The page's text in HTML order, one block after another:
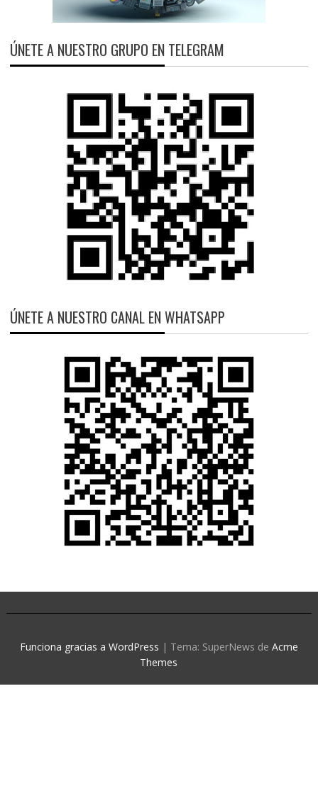
ÚNETE A NUESTRO GRUPO EN TELEGRAM
ÚNETE A NUESTRO CANAL EN WHATSAPP
Funciona gracias a WordPress | Tema: SuperNews de Acme
Themes